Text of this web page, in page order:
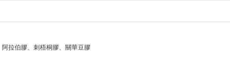
阿拉伯膠、刺梧桐膠、 關華豆膠